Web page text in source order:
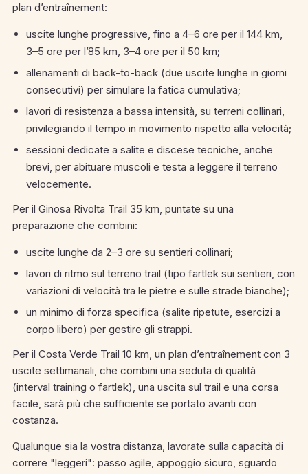
plan d’entraînement:
uscite lunghe progressive, fino a 4–6 ore per il 144 km,
3–5 ore per l’85 km, 3–4 ore per il 50 km;
allenamenti di back-to-back (due uscite lunghe in giorni
consecutivi) per simulare la fatica cumulativa;
lavori di resistenza a bassa intensità, su terreni collinari,
privilegiando il tempo in movimento rispetto alla velocità;
sessioni dedicate a salite e discese tecniche, anche
brevi, per abituare muscoli e testa a leggere il terreno
velocemente.
Per il Ginosa Rivolta Trail 35 km, puntate su una
preparazione che combini:
uscite lunghe da 2–3 ore su sentieri collinari;
lavori di ritmo sul terreno trail (tipo fartlek sui sentieri, con
variazioni di velocità tra le pietre e sulle strade bianche);
un minimo di forza specifica (salite ripetute, esercizi a
corpo libero) per gestire gli strappi.
Per il Costa Verde Trail 10 km, un plan d’entraînement con 3
uscite settimanali, che combini una seduta di qualità
(interval training o fartlek), una uscita sul trail e una corsa
facile, sarà più che sufficiente se portato avanti con
costanza.
Qualunque sia la vostra distanza, lavorate sulla capacità di
correre "leggeri": passo agile, appoggio sicuro, sguardo